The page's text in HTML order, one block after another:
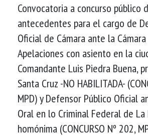
Convocatoria a concurso público
antecedentes para el cargo de
Oficial de Cámara ante la
Apelaciones con asiento en la
Comandante Luis Piedra Buena,
Santa Cruz -NO HABILITADA-
MPD) y Defensor Público Oficial
Oral en lo Criminal Federal de La
homónima (CONCURSO Nº 202,